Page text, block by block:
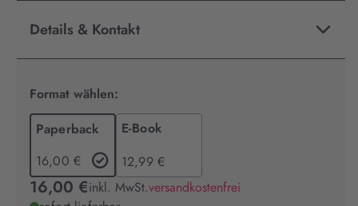
Details & Kontakt
Format wählen:
Paperback
16,00 €
E-Book
12,99 €
16,00 €inkl. MwSt.versandkostenfrei